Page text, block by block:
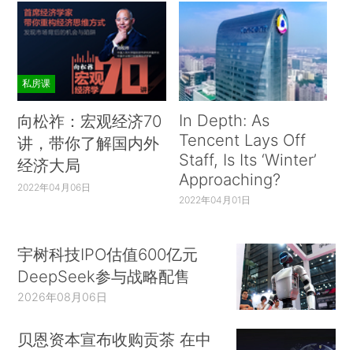
私房课
向松祚：宏观经济70
讲，带你了解国内外
经济大局
2022年04月06日
In Depth: As
Tencent Lays Off
Staff, Is Its ‘Winter’
Approaching?
2022年04月01日
宇树科技IPO估值600亿元
DeepSeek参与战略配售
2026年08月06日
贝恩资本宣布收购贡茶 在中